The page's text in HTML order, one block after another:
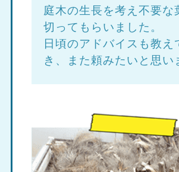
庭木の生長を考え不要な
切ってもらいました。
日頃のアドバイスも教え
き、また頼みたいと思い